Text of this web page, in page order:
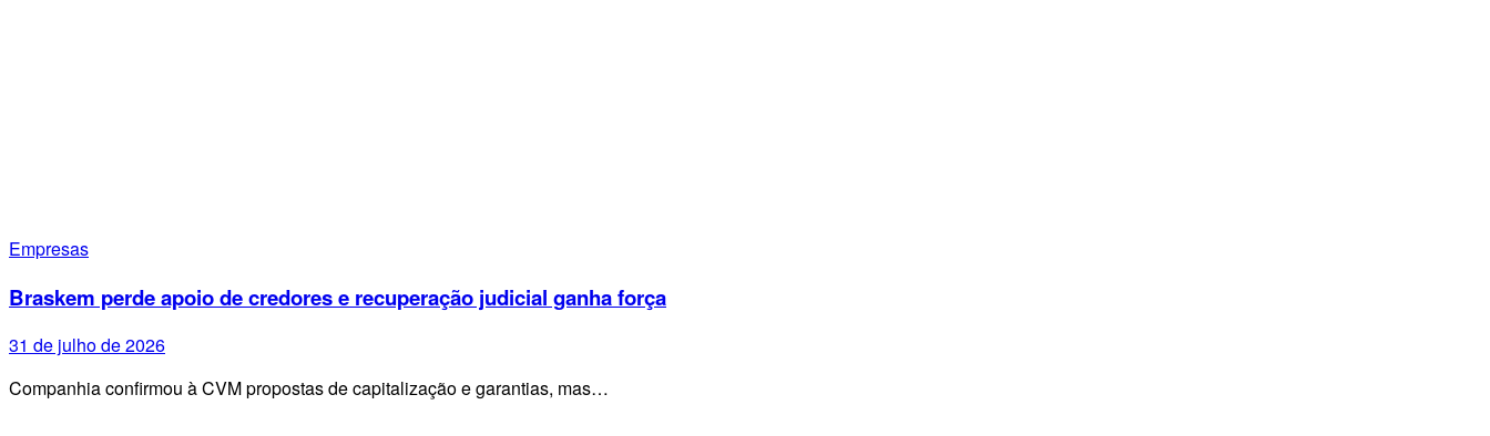
Empresas
Braskem perde apoio de credores e recuperação judicial ganha força
31 de julho de 2026
Companhia confirmou à CVM propostas de capitalização e garantias, mas…